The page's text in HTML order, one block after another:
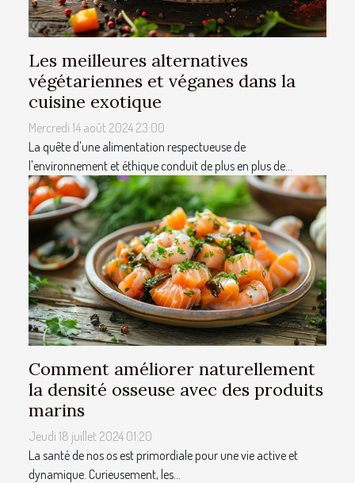
Les meilleures alternatives
végétariennes et véganes dans la
cuisine exotique
Mercredi 14 août 2024 23:00
La quête d'une alimentation respectueuse de
l'environnement et éthique conduit de plus en plus de...
Comment améliorer naturellement
la densité osseuse avec des produits
marins
Jeudi 18 juillet 2024 01:20
La santé de nos os est primordiale pour une vie active et
dynamique. Curieusement, les...